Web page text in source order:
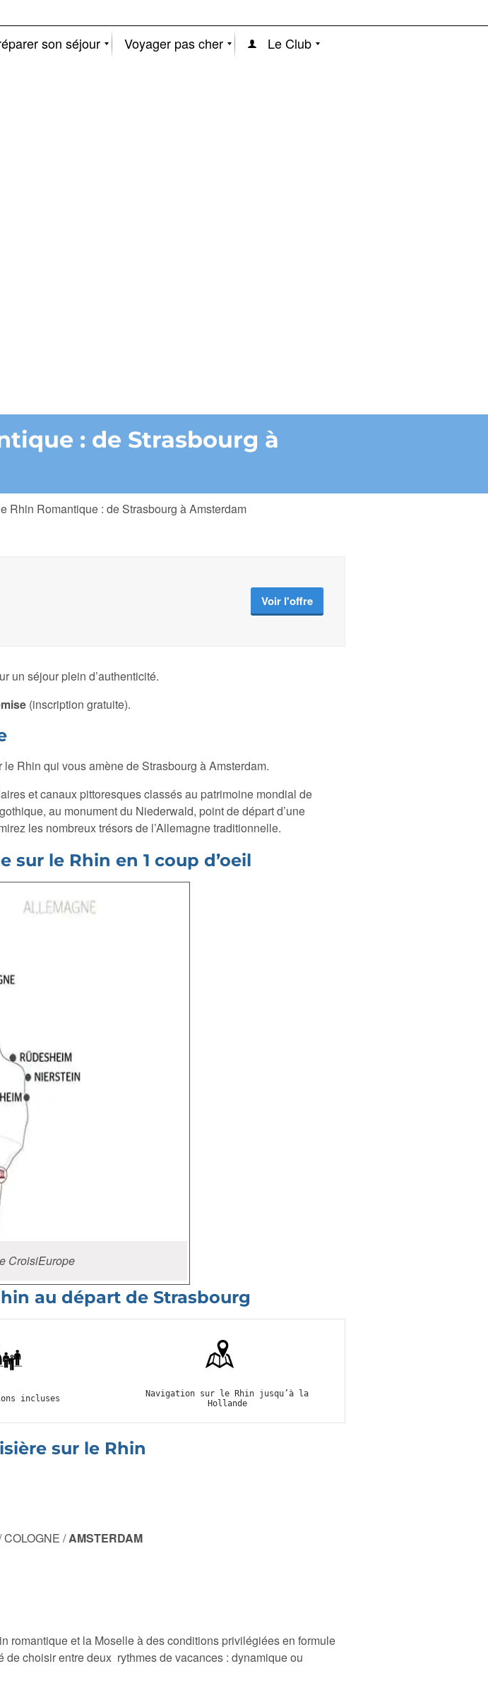
son séjour Voyager pas cher Le Club
: de Strasbourg à
Rhin Romantique : de Strasbourg à Amsterdam
Voir l'offre
un séjour plein d’authenticité.
(inscription gratuite).
Rhin qui vous amène de Strasbourg à Amsterdam.
et canaux pittoresques classés au patrimoine mondial de
au monument du Niederwald, point de départ d’une
les nombreux trésors de l’Allemagne traditionnelle.
sur le Rhin en 1 coup d’oeil
CroisiEurope
au départ de Strasbourg
incluses
Navigation sur le Rhin jusqu’à la
Hollande
sur le Rhin
/AMSTERDAM
romantique et la Moselle à des conditions privilégiées en formule
choisir entre deux rythmes de vacances : dynamique ou